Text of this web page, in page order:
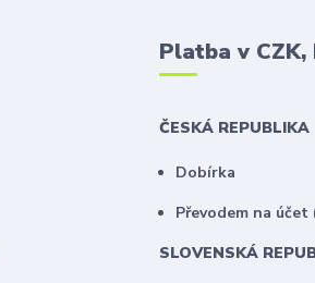
Platba v CZK,
ČESKÁ REPUBLIKA
Dobírka
Převodem na účet
SLOVENSKÁ